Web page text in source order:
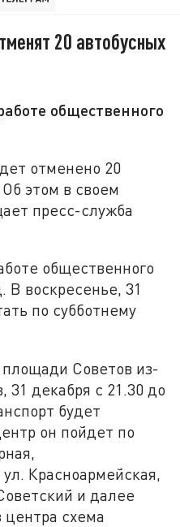
20 автобусных
общественного
отменено 20
этом в своем
пресс-служба
общественного
В воскресенье, 31
по субботнему
Советов из-
31 декабря с 21.30 до
будет
он пойдет по
Красноармейская,
и далее
схема